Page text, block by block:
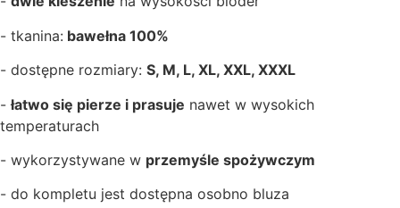
- tkanina: bawełna 100%
- dostępne rozmiary: S, M, L, XL, XXL, XXXL
-łatwo się pierze i prasuje nawet w wysokich
temperaturach
- wykorzystywane w przemyśle spożywczym
- do kompletu jest dostępna osobno bluza